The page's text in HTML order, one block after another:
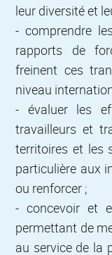
leur diversité et
- comprendre
rapports de
freinent ces
niveau
- évaluer les
travailleurs et
territoires et les
particulière aux
ou renforcer ;
- concevoir et
permettant de
au service de la